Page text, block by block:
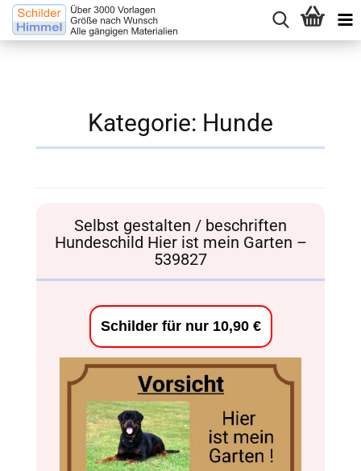
Kategorie: Hunde
Selbst gestalten / beschriften
Hundeschild Hier ist mein Garten –
539827
Schilder für nur 10,90 €